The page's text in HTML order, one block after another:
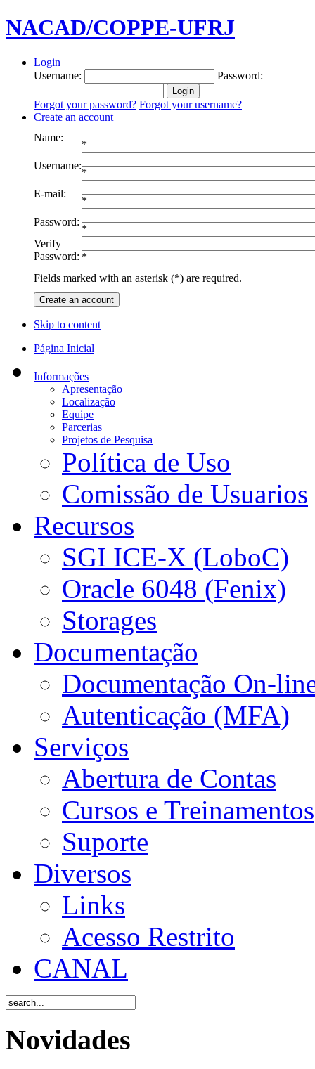
NACAD/COPPE-UFRJ
Login
Username:
Password:
Forgot your password? Forgot your username?
Create an account
Name:
*
Username:
*
E-mail:
*
Password:
*
Verify
Password: *
Fields marked with an asterisk (*) are required.
Create an account
Skip to content
Página Inicial
Informações
Apresentação
Localização
Equipe
Parcerias
Projetos de Pesquisa
Política de Uso
Comissão de Usuarios
Recursos
SGI ICE-X (LoboC)
Oracle 6048 (Fenix)
Storages
Documentação
Documentação On-
Autenticação (MFA)
Serviços
Abertura de Contas
Cursos e Treinamentos
Suporte
Diversos
Links
Acesso Restrito
CANAL
Novidades